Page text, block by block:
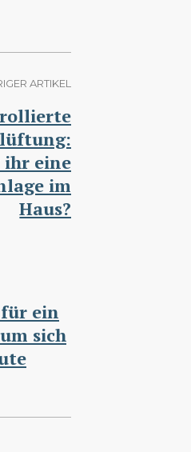
ARTIKEL
ihr eine
im
Haus?
ein
sich